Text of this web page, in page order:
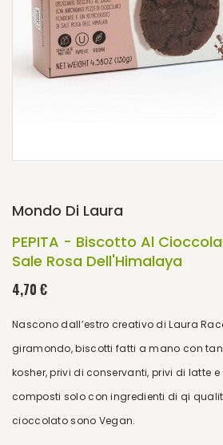
Mondo Di Laura
PEPITA - Biscotto Al
Sale Rosa Dell'Himalaya
4,70 €
Nascono dall’estro creativo di Laura
giramondo, biscotti fatti a mano con
kosher, privi di conservanti, privi di latte
composti solo con ingredienti di qi
cioccolato sono Vegan.